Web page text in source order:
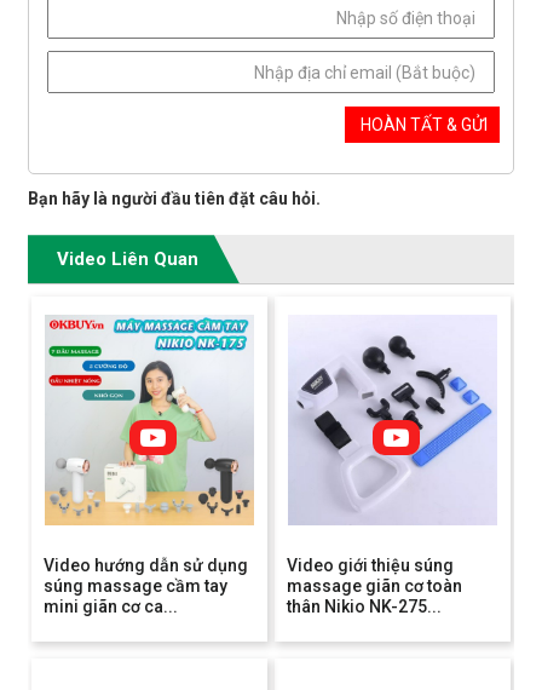
Bạn hãy là người đầu tiên đặt câu hỏi.
Video Liên Quan
Video hướng dẫn sử dụng
súng massage cầm tay
mini giãn cơ ca...
Video giới thiệu súng
massage giãn cơ toàn
thân Nikio NK-275...